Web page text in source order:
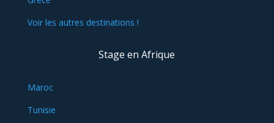
Voir les autres destinations !
Stage en Afrique
Maroc
Tunisie